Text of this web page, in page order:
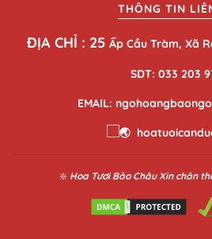
THÔNG TIN
ĐỊA CHỈ : 25 Ấp Cầu Tràm, Xã
SDT: 033 203
EMAIL:
❇️ Hoa Tươi Bảo Châu Xin chân